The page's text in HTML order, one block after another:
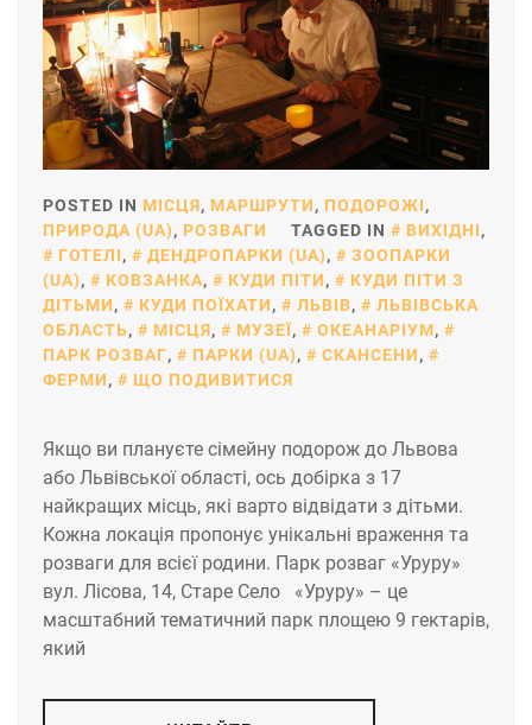
POSTED IN МІСЦЯ, МАРШРУТИ, ПОДОРОЖІ,
ПРИРОДА (UA), РОЗВАГИ TAGGED IN ВИХІДНІ,
ГОТЕЛІ, ДЕНДРОПАРКИ (UA),
ЗООПАРКИ
(UA), КОВЗАНКА, КУДИ ПІТИ,
КУДИ ПІТИ З
ДІТЬМИ, КУДИ ПОЇХАТИ, ЛЬВІВ,
ЛЬВІВСЬКА
ОБЛАСТЬ, МІСЦЯ, МУЗЕЇ, ОКЕАНАРІУМ,
ПАРК РОЗВАГ, ПАРКИ (UA), СКАНСЕНИ,
ФЕРМИ, ЩО ПОДИВИТИСЯ
Якщо ви плануєте сімейну подорож до Львова
або Львівської області, ось добірка з 17
найкращих місць, які варто відвідати з дітьми.
Кожна локація пропонує унікальні враження та
розваги для всієї родини.​ Парк розваг «Уруру»
вул. Лісова, 14, Старе Село «Уруру» – це
масштабний тематичний парк площею 9 гектарів,
який